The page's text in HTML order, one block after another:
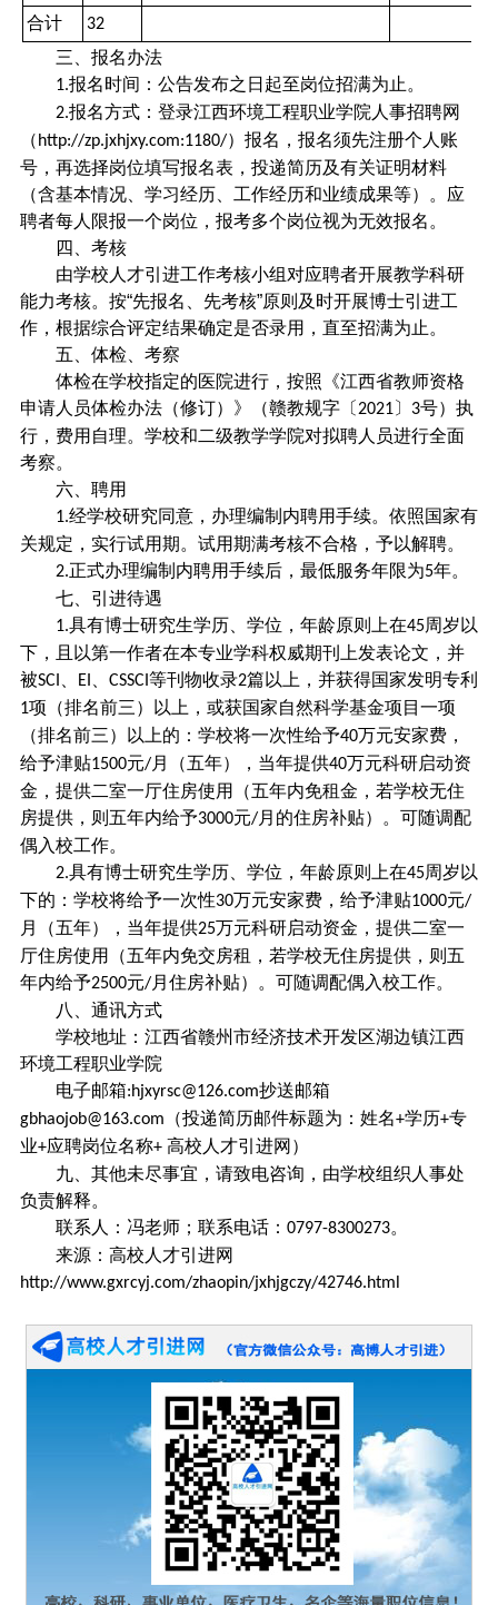
合计 32
三、报名办法
1.报名时间：公告发布之日起至岗位招满为止。
2.报名方式：登录江西环境工程职业学院人事招聘网
（ http://zp.jxhjxy.com:1180/）报名，报名须先注册个人账
号，再选择岗位填写报名表，投递简历及有关证明材料
（含基本情况、学习经历、工作经历和业绩成果等）。应
聘者每人限报一个岗位，报考多个岗位视为无效报名。
四、考核
由学校人才引进工作考核小组对应聘者开展教学科研
能力考核。按“先报名、先考核”原则及时开展博士引进工
作，根据综合评定结果确定是否录用，直至招满为止。
五、体检、考察
体检在学校指定的医院进行，按照《江西省教师资格
申请人员体检办法（修订）》（赣教规字〔2021〕 3号）执
行，费用自理。学校和二级教学学院对拟聘人员进行全面
考察。
六、聘用
1.经学校研究同意，办理编制内聘用手续。依照国家有
关规定，实行试用期。试用期满考核不合格，予以解聘。
2.正式办理编制内聘用手续后，最低服务年限为5年。
七、引进待遇
1.具有博士研究生学历、学位，年龄原则上在45周岁以
下，且以第一作者在本专业学科权威期刊上发表论文，并
被SCI EI CSSCI 等刊物收录2篇以上，并获得国家发明专利
1项（排名前三）以上，或获国家自然科学基金项目一项
（排名前三）以上的：学校将一次性给予40万元安家费，
给予津贴1500元/月（五年），当年提供40万元科研启动资
金，提供二室一厅住房使用（五年内免租金，若学校无住
房提供，则五年内给予3000元/月的住房补贴）。可随调配
偶入校工作。
2.具有博士研究生学历、学位，年龄原则上在45周岁以
下的：学校将给予一次性30万元安家费，给予津贴1000元/
月（五年），当年提供25万元科研启动资金，提供二室一
厅住房使用（五年内免交房租，若学校无住房提供，则五
年内给予2500元/月住房补贴）。可随调配偶入校工作。
八、通讯方式
学校地址：江西省赣州市经济技术开发区湖边镇江西
环境工程职业学院
电子邮箱:hjxyrsc@126.com抄送邮箱
gbhaojob@163.com （投递简历邮件标题为：姓名+学历+专
业+应聘岗位名称+ 高校人才引进网）
九、其他未尽事宜，请致电咨询，由学校组织人事处
负责解释。
联系人：冯老师；联系电话： 0797-8300273。
来源：高校人才引进网
http://www.gxrcyj.com/zhaopin/jxhjgczy/42746.html